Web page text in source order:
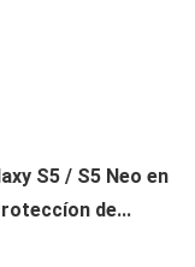
S5 / S5 Neo en
de...